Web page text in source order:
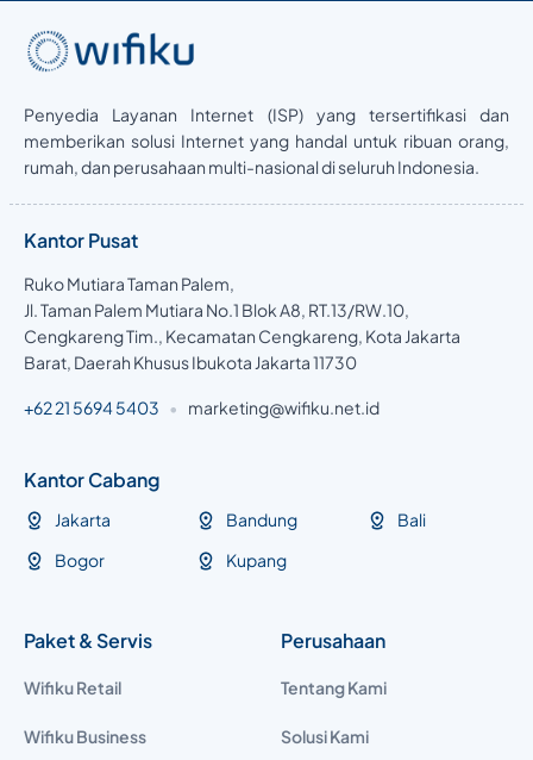
Penyedia Layanan Internet (ISP) yang tersertifikasi dan
memberikan solusi Internet yang handal untuk ribuan orang,
rumah, dan perusahaan multi-nasional di seluruh Indonesia.
Kantor Pusat
Ruko Mutiara Taman Palem,
Jl. Taman Palem Mutiara No.1 Blok A8, RT.13/RW.10,
Cengkareng Tim., Kecamatan Cengkareng, Kota Jakarta
Barat, Daerah Khusus Ibukota Jakarta 11730
+62 21 5694 5403 • marketing@wifiku.net.id
Kantor Cabang
Jakarta
Bogor
Bandung
Kupang
Bali
Paket & Servis
Wifiku Retail
Wifiku Business
Perusahaan
Tentang Kami
Solusi Kami